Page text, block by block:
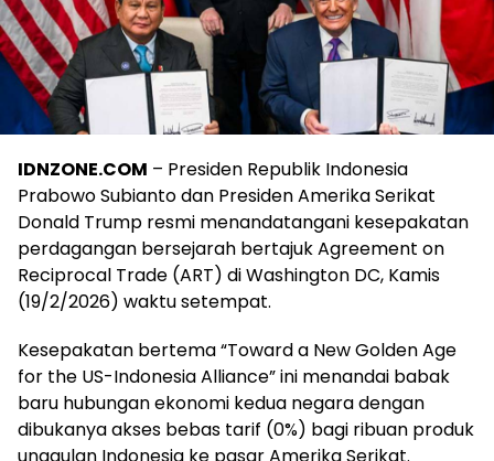
IDNZONE.COM – Presiden Republik Indonesia
Prabowo Subianto dan Presiden Amerika Serikat
Donald Trump resmi menandatangani kesepakatan
perdagangan bersejarah bertajuk Agreement on
Reciprocal Trade (ART) di Washington DC, Kamis
(19/2/2026) waktu setempat.
Kesepakatan bertema “Toward a New Golden Age
for the US-Indonesia Alliance” ini menandai babak
baru hubungan ekonomi kedua negara dengan
dibukanya akses bebas tarif (0%) bagi ribuan produk
unggulan Indonesia ke pasar Amerika Serikat.